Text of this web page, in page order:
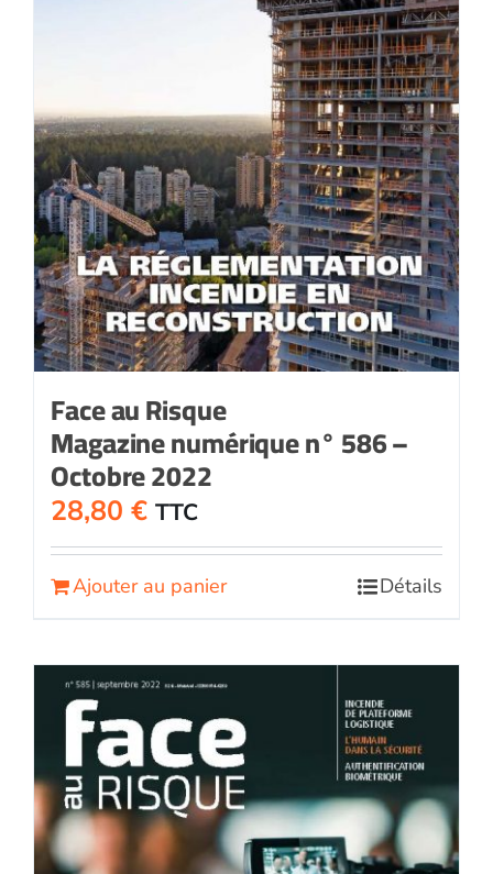
Face au Risque
Magazine numérique n° 586 –
Octobre 2022
28,80 € TTC
Ajouter au panier Détails